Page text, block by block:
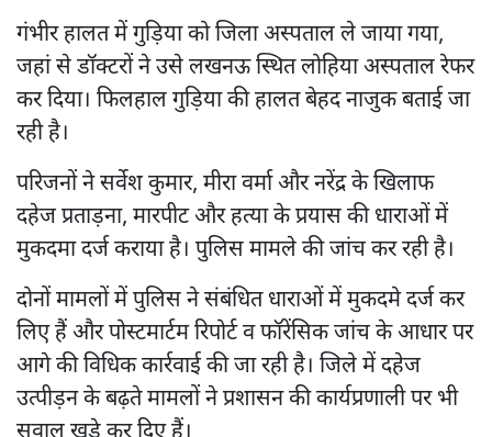
गंभीर हालत में गुड़िया को जिला अस्पताल ले जाया गया,
जहां से डॉक्टरों ने उसे लखनऊ स्थित लोहिया अस्पताल रेफर
कर दिया। फिलहाल गुड़िया की हालत बेहद नाजुक बताई जा
रही है।
परिजनों ने सर्वेश कुमार, मीरा वर्मा और नरेंद्र के खिलाफ
दहेज प्रताड़ना, मारपीट और हत्या के प्रयास की धाराओं में
मुकदमा दर्ज कराया है। पुलिस मामले की जांच कर रही है।
दोनों मामलों में पुलिस ने संबंधित धाराओं में मुकदमे दर्ज कर
लिए हैं और पोस्टमार्टम रिपोर्ट व फॉरेंसिक जांच के आधार पर
आगे की विधिक कार्रवाई की जा रही है। जिले में दहेज
उत्पीड़न के बढ़ते मामलों ने प्रशासन की कार्यप्रणाली पर भी